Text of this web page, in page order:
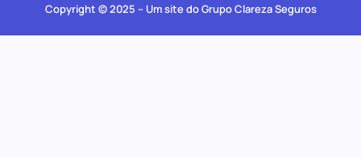
Copyright © 2025 – Um site do Grupo Clareza Seguros